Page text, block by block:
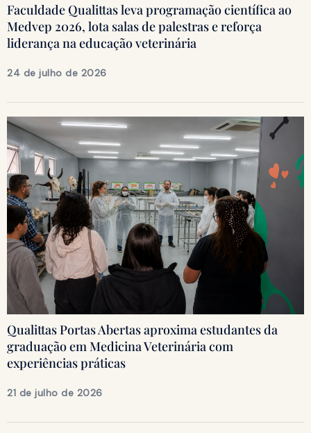
Faculdade Qualittas leva programação científica ao
Medvep 2026, lota salas de palestras e reforça
liderança na educação veterinária
24 de julho de 2026
Qualittas Portas Abertas aproxima estudantes da
graduação em Medicina Veterinária com
experiências práticas
21 de julho de 2026